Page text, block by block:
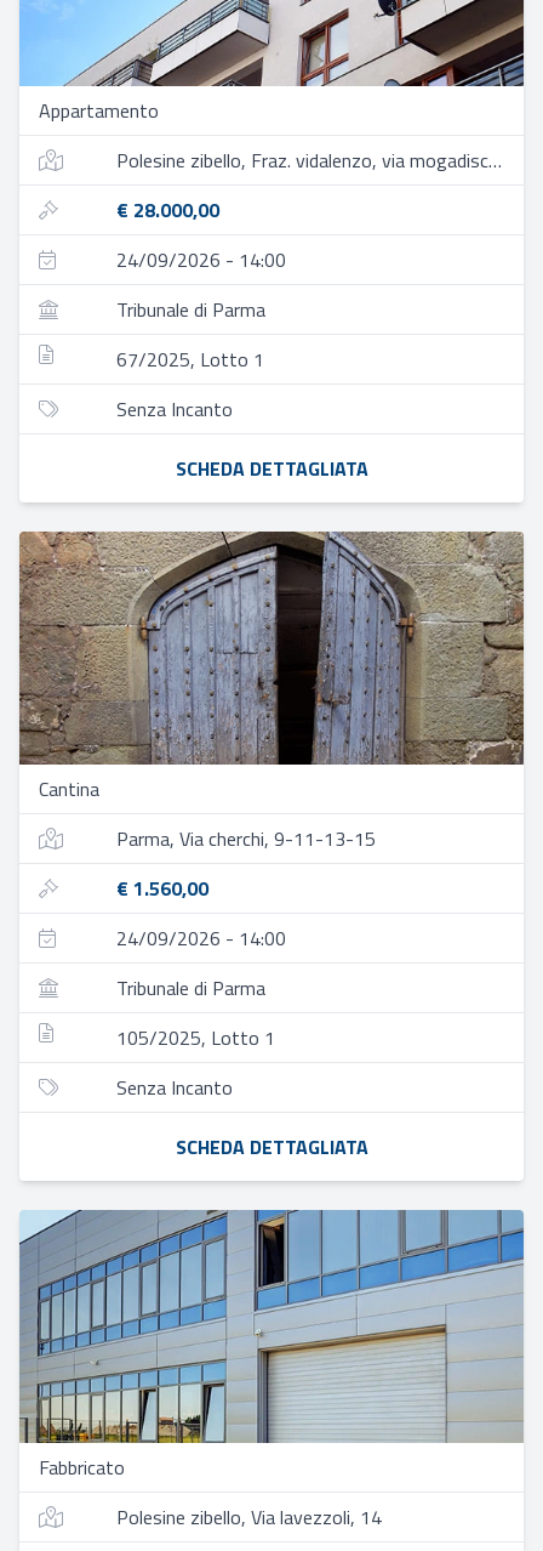
Appartamento
Polesine zibello, Fraz. vidalenzo, via mogadiscio, 28
€ 28.000,00
24/09/2026 - 14:00
Tribunale di Parma
67/2025, Lotto 1
Senza Incanto
SCHEDA DETTAGLIATA
Cantina
Parma, Via cherchi, 9-11-13-15
€ 1.560,00
24/09/2026 - 14:00
Tribunale di Parma
105/2025, Lotto 1
Senza Incanto
SCHEDA DETTAGLIATA
Fabbricato
Polesine zibello, Via lavezzoli, 14